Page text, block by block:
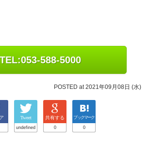
TEL:053-588-5000
POSTED at 2021年09月08日 (水)
Tweet
undefined
共有する
0
ブックマーク
0